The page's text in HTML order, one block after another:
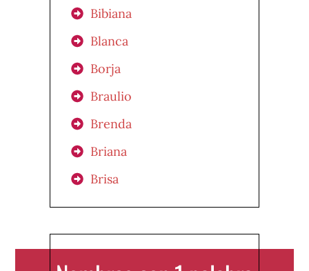
Bibiana
Blanca
Borja
Braulio
Brenda
Briana
Brisa